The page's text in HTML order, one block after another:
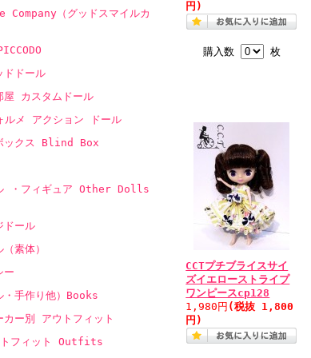
（グッドスマイルカ
ドドール
屋 カスタムドール
ルメ アクション ドール
ックス Blind Box
・フィギュア Other Dolls
ドール
素体）
ー
・手作り他）Books
カー別 アウトフィット
トフィット Outfits
円)
購入数 枚
CCTプチブライスサイ
ズイエローストライプ
ワンピースcp128
1,980円 (税抜 1,800
円)